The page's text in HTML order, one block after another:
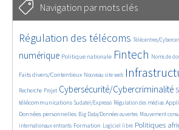
Navigation par mots clés
4631/5548
Régulation des télécoms
363/5548 Télécentres/
3691/5548
numérique
1855/5548 Politique nationale
5152/5548 Fintech
682/5548 Noms de
2450/5548
1603/5548
Faits divers/Contentieux Nouveau site web
Recherche
247/5548Projet
3544/5548 Cybersécurité/Cybercriminalité
2300/5548
1610/5548
télécommunications
300/5548 Sudatel/Expresso
1016/5548 Régulation des médias
1513/5548
1059/5548
1657/5548
Données personnelles
147/5548 Big Data/Données ouvertes
610/5548 Mouvement
368/5548
687/5548
internationaux entrants
1747/5548 Formation
94/5548 Logiciel libre
2624/5548 Politiques
1104/5548
178/5548
637/5548